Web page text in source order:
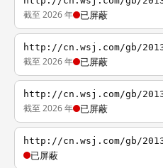
截至 2026 年 已屏蔽
http://cn.wsj.com/gb/
截至 2026 年 已屏蔽
http://cn.wsj.com/gb/
截至 2026 年 已屏蔽
http://cn.wsj.com/gb/
已屏蔽